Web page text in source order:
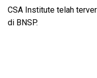
CSA Institute telah
di BNSP.